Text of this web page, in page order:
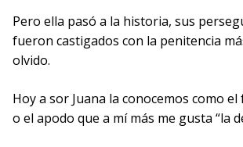
Pero ella pasó a la historia, sus
fueron castigados con la penitencia
olvido.
Hoy a sor Juana la conocemos como
o el apodo que a mí más me gusta “la